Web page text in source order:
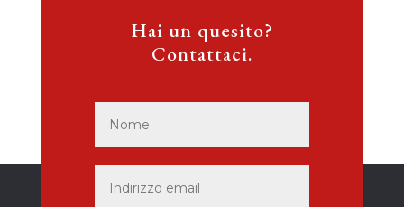
Hai un quesito?
Contattaci.